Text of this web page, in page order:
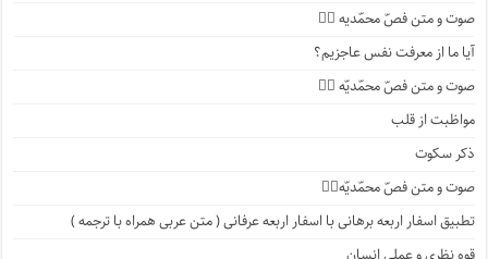
صوت و متن فصّ محمّدیه ۳️⃣
آیا ما از معرفت نفس عاجزیم؟
صوت و متن فصّ محمّدیّه ۲️⃣
مواظبت از قلب
ذکر سکوت
صوت و متن فصّ محمّدیّه۱️⃣
تطبیق اسفار اربعه برهانی با اسفار اربعه عرفانی ( متن عربی همراه با ترجمه )